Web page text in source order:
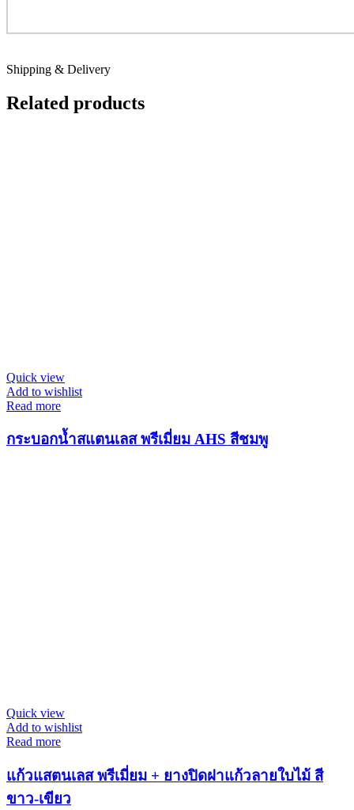
Shipping & Delivery
Related products
Quick view
Add to wishlist
Read more
กระบอกน้ำสแตนเลส พรีเมี่ยม AHS สีชมพู
Quick view
Add to wishlist
Read more
แก้วแสตนเลส พรีเมี่ยม + ยางปิดฝาแก้วลายใบไม้ สี
ขาว-เขียว